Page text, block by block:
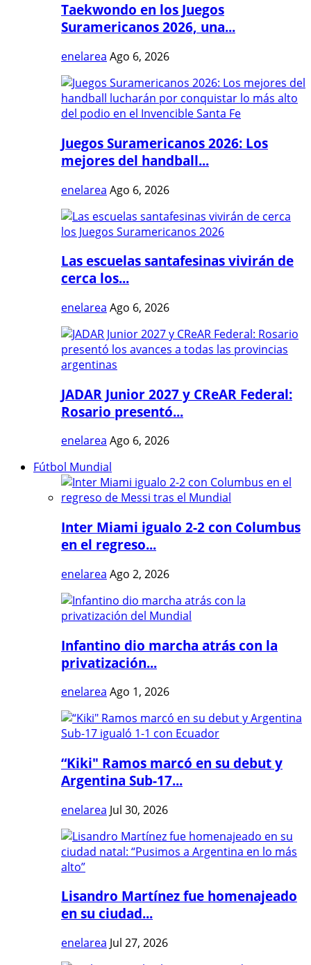
Taekwondo en los Juegos
Suramericanos 2026, una...
enelarea Ago 6, 2026
Juegos Suramericanos 2026: Los
mejores del handball...
enelarea Ago 6, 2026
Las escuelas santafesinas vivirán de
cerca los...
enelarea Ago 6, 2026
JADAR Junior 2027 y CReAR Federal:
Rosario presentó...
enelarea Ago 6, 2026
Fútbol Mundial
Inter Miami igualo 2-2 con Columbus
en el regreso...
enelarea Ago 2, 2026
Infantino dio marcha atrás con la
privatización...
enelarea Ago 1, 2026
“Kiki" Ramos marcó en su debut y
Argentina Sub-17...
enelarea Jul 30, 2026
Lisandro Martínez fue homenajeado
en su ciudad...
enelarea Jul 27, 2026